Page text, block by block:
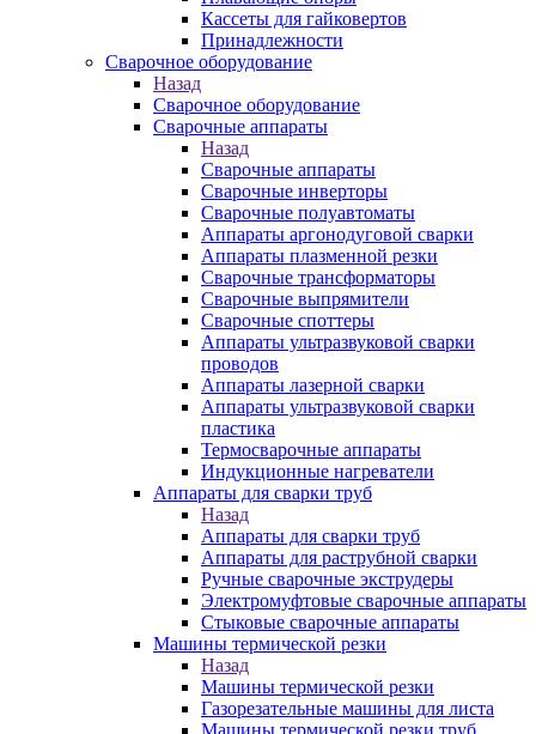
Кассеты для гайковертов
Принадлежности
Сварочное оборудование
Назад
Сварочное оборудование
Сварочные аппараты
Назад
Сварочные аппараты
Сварочные инверторы
Сварочные полуавтоматы
Аппараты аргонодуговой сварки
Аппараты плазменной резки
Сварочные трансформаторы
Сварочные выпрямители
Сварочные споттеры
Аппараты ультразвуковой сварки
проводов
Аппараты лазерной сварки
Аппараты ультразвуковой сварки
пластика
Термосварочные аппараты
Индукционные нагреватели
Аппараты для сварки труб
Назад
Аппараты для сварки труб
Аппараты для раструбной сварки
Ручные сварочные экструдеры
Электромуфтовые сварочные аппараты
Стыковые сварочные аппараты
Машины термической резки
Назад
Машины термической резки
Газорезательные машины для листа
Машины термической резки труб